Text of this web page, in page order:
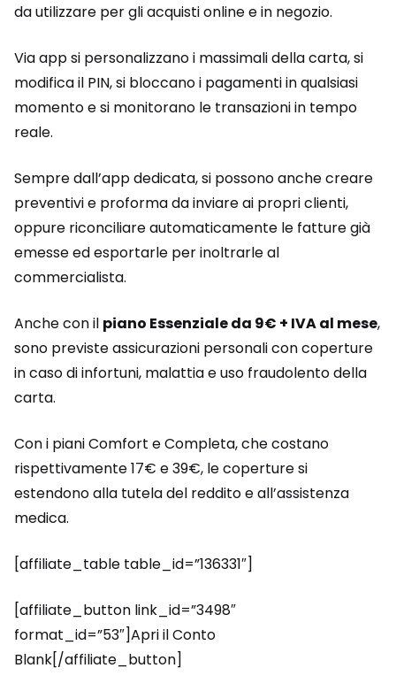
da utilizzare per gli acquisti online e in negozio.
Via app si personalizzano i massimali della carta, si
modifica il PIN, si bloccano i pagamenti in qualsiasi
momento e si monitorano le transazioni in tempo
reale.
Sempre dall’app dedicata, si possono anche creare
preventivi e proforma da inviare ai propri clienti,
oppure riconciliare automaticamente le fatture già
emesse ed esportarle per inoltrarle al
commercialista.
Anche con il piano Essenziale da 9€ + IVA al mese,
sono previste assicurazioni personali con coperture
in caso di infortuni, malattia e uso fraudolento della
carta.
Con i piani Comfort e Completa, che costano
rispettivamente 17€ e 39€, le coperture si
estendono alla tutela del reddito e all’assistenza
medica.
[affiliate_table table_id=”136331″]
[affiliate_button link_id=”3498″
format_id=”53″]Apri il Conto
Blank[/affiliate_button]